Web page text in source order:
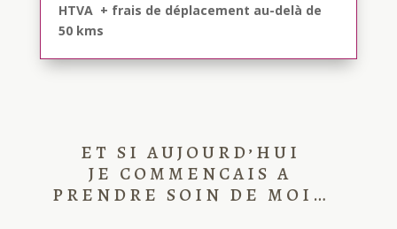
HTVA + frais de déplacement au-delà de
50 kms
ET SI AUJOURD’HUI
JE COMMENCAIS A
PRENDRE SOIN DE MOI…